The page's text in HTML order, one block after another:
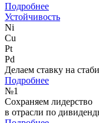
Подробнее
Устойчивость
Ni
Cu
Pt
Pd
Делаем ставку на
Подробнее
№1
Сохраняем лидерство
в отрасли по